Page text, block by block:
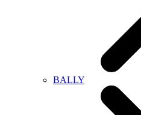
BALLY